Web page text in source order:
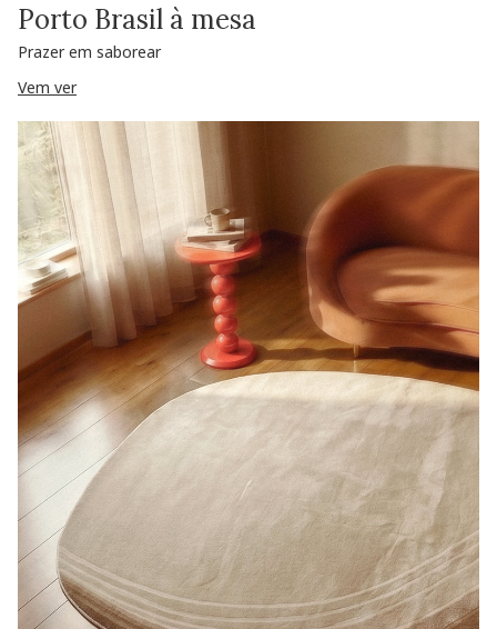
Porto Brasil à mesa
Prazer em saborear
Vem ver